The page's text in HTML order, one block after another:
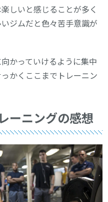
しいと感じることが多く
ジムだと色々苦手意識が
かっていけるように集中
かくここまでトレーニン
ーニングの感想